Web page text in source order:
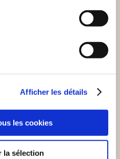
Afficher les détails
les cookies
la sélection